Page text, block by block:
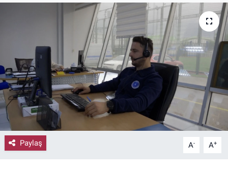
Paylaş A- A+